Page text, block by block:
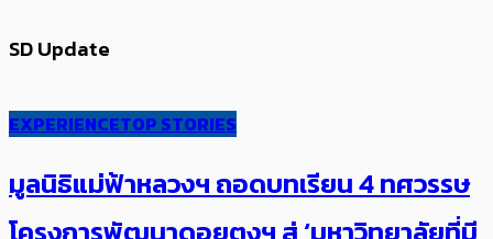
SD Update
EXPERIENCETOP STORIES
มูลนิธิแม่ฟ้าหลวงฯ ถอดบทเรียน 4 ทศวรรษ